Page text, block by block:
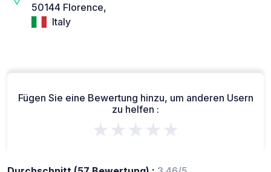
50144 Florence,
Italy
Fügen Sie eine Bewertung hinzu, um anderen Usern
zu helfen :
★★★★★